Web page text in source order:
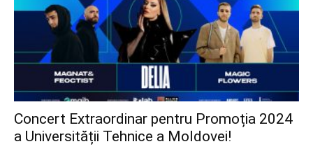
Concert Extraordinar pentru Promoția 2024
a Universității Tehnice a Moldovei!